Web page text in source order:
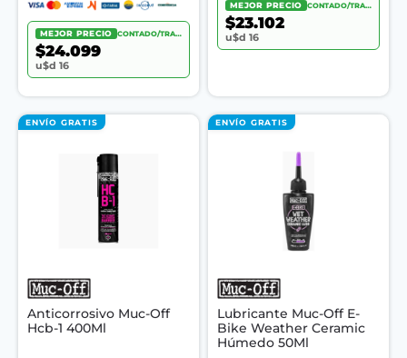
MEJOR PRECIO CONTADO/TRANSF.
$24.099
u$d 16
MEJOR PRECIO CONTADO/TRANSF.
$23.102
u$d 16
ENVÍO GRATIS
Anticorrosivo Muc-Off
Hcb-1 400Ml
ENVÍO GRATIS
Lubricante Muc-Off E-
Bike Weather Ceramic
Húmedo 50Ml